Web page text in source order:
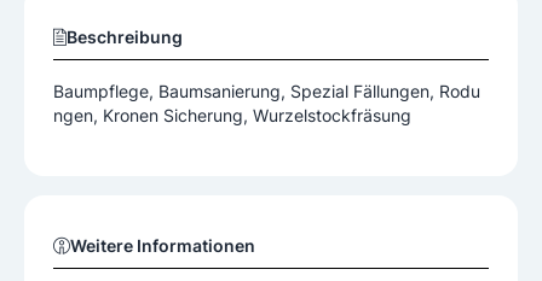
Beschreibung
Baumpflege, Baumsanierung, Spezial Fällungen, Rodu
ngen, Kronen Sicherung, Wurzelstockfräsung
Weitere Informationen